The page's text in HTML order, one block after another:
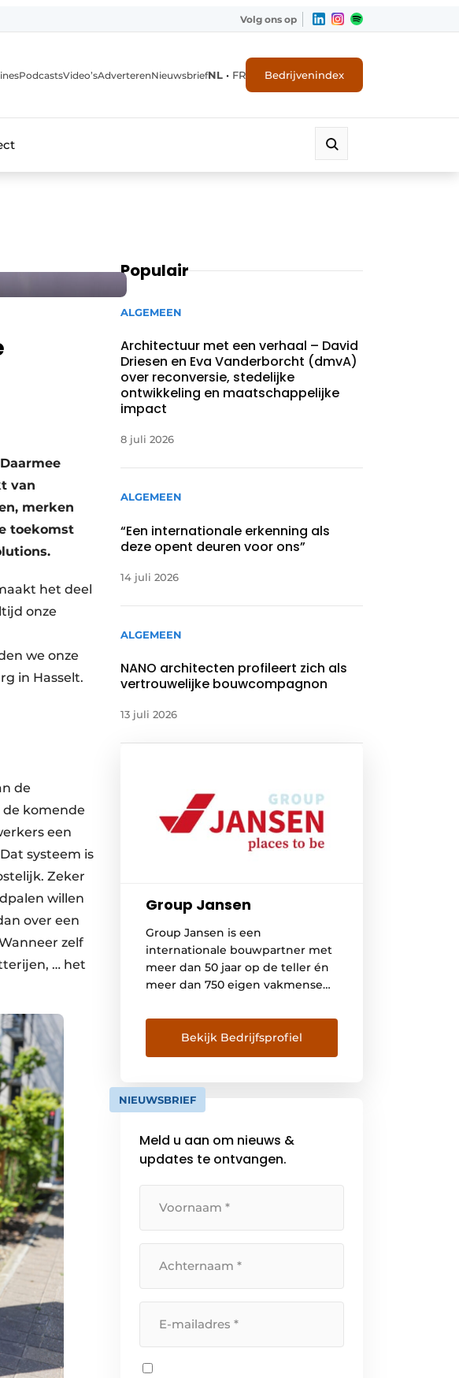
Volg ons op
PodcastsVideo’sAdverterenNieuwsbriefNL • FR Bedrijvenindex
van
merken
toekomst
het deel
onze
we onze
in Hasselt.
de
de komende
een
systeem is
Zeker
willen
over een
zelf
… het
Populair
ALGEMEEN
Architectuur met een verhaal – David
Driesen en Eva Vanderborcht (dmvA)
over reconversie, stedelijke
ontwikkeling en maatschappelijke
impact
8 juli 2026
ALGEMEEN
“Een internationale erkenning als
deze opent deuren voor ons”
14 juli 2026
ALGEMEEN
NANO architecten profileert zich als
vertrouwelijke bouwcompagnon
13 juli 2026
Group Jansen
Group Jansen is een
internationale bouwpartner met
meer dan 50 jaar op de teller én
meer dan 750 eigen vakmensen.
denken wij van binnen naar
buiten. En zetten we de mensen
die in een gebouw werken,
centraal. Want alleen zo bouw je
toekomstbestendige places to
Bekijk Bedrijfsprofiel
NIEUWSBRIEF
Meld u aan om nieuws &
updates te ontvangen.